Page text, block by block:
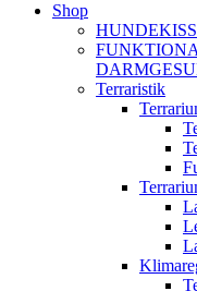
Shop
Terraristik